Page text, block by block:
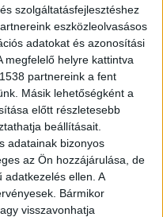
szolgáltatásfejlesztéshez
eszközleolvasásos
adatokat és azonosítási
megfelelő helyre kattintva
partnereink a fent
Másik lehetőségként a
előtt részletesebb
beállításait.
adatainak bizonyos
az Ön hozzájárulása, de
adatkezelés ellen. A
Bármikor
visszavonhatja
és Zamárdi
már ismét mindkét
vonatok, miután
a helyszínelést. A
fokozatosan állhat
A
híreit ide
már 26 ezernél is
erősebb napokon mi